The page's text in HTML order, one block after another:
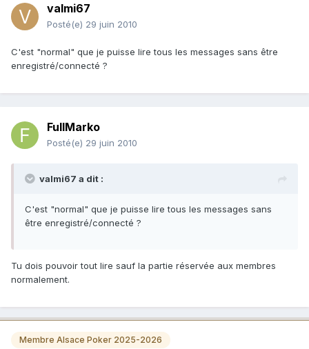
valmi67
Posté(e) 29 juin 2010
C'est "normal" que je puisse lire tous les messages sans être
enregistré/connecté ?
FullMarko
Posté(e) 29 juin 2010
valmi67 a dit :
C'est "normal" que je puisse lire tous les messages sans
être enregistré/connecté ?
Tu dois pouvoir tout lire sauf la partie réservée aux membres
normalement.
Membre Alsace Poker 2025-2026